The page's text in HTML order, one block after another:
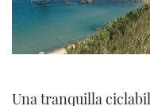
Una tranquilla